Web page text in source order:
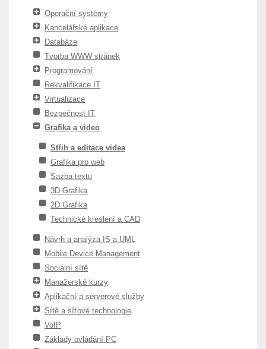
Operační systémy
Kancelářské aplikace
Databáze
Tvorba WWW stránek
Programování
Rekvalifikace IT
Virtualizace
Bezpečnost IT
Grafika a video
Střih a editace videa
Grafika pro web
Sazba textu
3D Grafika
2D Grafika
Technické kreslení a CAD
Návrh a analýza IS a UML
Mobile Device Management
Sociální sítě
Manažerské kurzy
Aplikační a serverové služby
Sítě a síťové technologie
VoIP
Základy ovládání PC